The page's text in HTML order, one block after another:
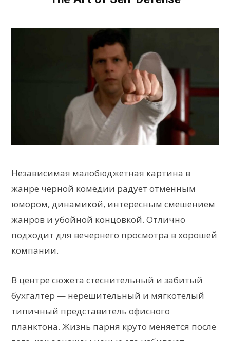
Независимая малобюджетная картина в
жанре черной комедии радует отменным
юмором, динамикой, интересным смешением
жанров и убойной концовкой. Отлично
подходит для вечернего просмотра в хорошей
компании.
В центре сюжета стеснительный и забитый
бухгалтер — нерешительный и мягкотелый
типичный представитель офисного
планктона. Жизнь парня круто меняется после